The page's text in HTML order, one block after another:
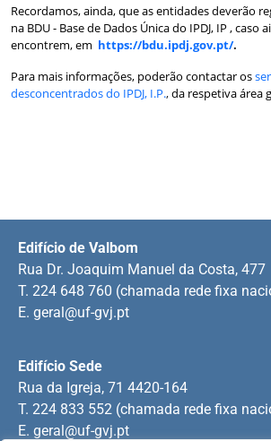
Recordamos, ainda, que as entidades deverão
na BDU - Base de Dados Única do IPDJ, IP , caso
encontrem, em https://bdu.ipdj.gov.pt/.
Para mais informações, poderão contactar os
desconcentrados do IPDJ, I.P.,da respetiva área
Edifício Sede
Rua da Igreja, 71 4420-164
T. 224 833 552 (chamada rede fixa
E. geral@uf-gvj.pt
Edifício de Valbom
Rua Dr. Joaquim Manuel da Costa, 477
T. 224 648 760 (chamada rede fixa
E. geral@uf-gvj.pt